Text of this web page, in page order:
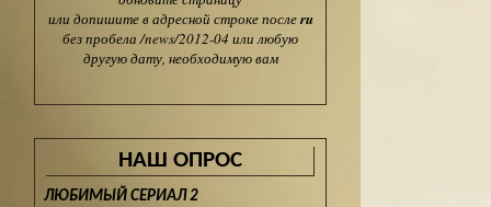
или допишите в адресной строке послеru
без пробела /news/2012-04 или любую
другую дату, необходимую вам
НАШ ОПРОС
ЛЮБИМЫЙ СЕРИАЛ 2